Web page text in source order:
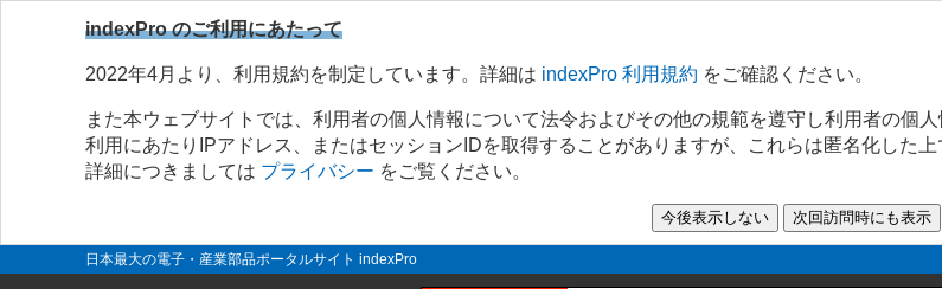
indexPro のご利用にあたって
2022年4月より、利用規約を制定しています。詳細は indexPro 利用規約 をご確認ください。
また本ウェブサイトでは、利用者の個人情報について法令およびその他の規範を遵守し利用者の個人
利用にあたりIPアドレス、またはセッションIDを取得することがありますが、これらは匿名化した上
詳細につきましては プライバシー をご覧ください。
日本最大の電子・産業部品ポータルサイト indexPro